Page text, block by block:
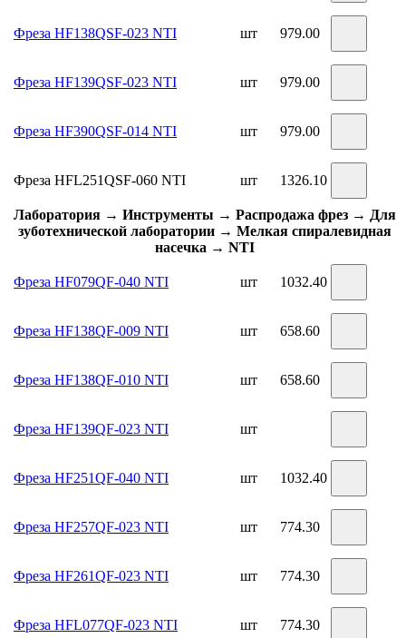
Фреза HF138QSF-023 NTI шт 979.00
Фреза HF139QSF-023 NTI шт 979.00
Фреза HF390QSF-014 NTI шт 979.00
Фреза HFL251QSF-060 NTI шт 1326.10
Лаборатория → Инструменты → Распродажа фрез → Для
зуботехнической лаборатории → Мелкая спиралевидная
насечка → NTI
Фреза HF079QF-040 NTI шт 1032.40
Фреза HF138QF-009 NTI шт 658.60
Фреза HF138QF-010 NTI шт 658.60
Фреза HF139QF-023 NTI шт
Фреза HF251QF-040 NTI шт 1032.40
Фреза HF257QF-023 NTI шт 774.30
Фреза HF261QF-023 NTI шт 774.30
Фреза HFL077QF-023 NTI шт 774.30